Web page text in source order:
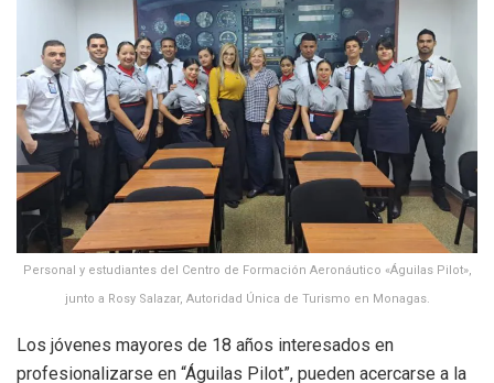
Personal y estudiantes del Centro de Formación Aeronáutico «Águilas Pilot»,
junto a Rosy Salazar, Autoridad Única de Turismo en Monagas.
Los jóvenes mayores de 18 años interesados en
profesionalizarse en “Águilas Pilot”, pueden acercarse a la